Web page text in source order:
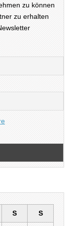
zu können
zu erhalten
S S